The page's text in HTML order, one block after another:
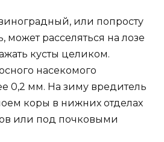
или попросту
может расселяться на лозе
кусты целиком.
насекомого
0,2 мм. На зиму вредитель
коры в нижних отделах
или под почковыми